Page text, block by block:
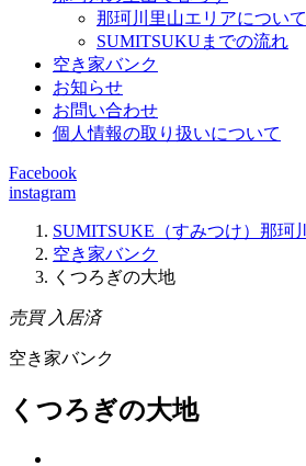
那珂川里山エリアについて
SUMITSUKUまでの流れ
空き家バンク
お知らせ
お問い合わせ
個人情報の取り扱いについて
Facebook
instagram
SUMITSUKE（すみつけ）那珂川
空き家バンク
くつろぎの大地
売買 入居済
空き家バンク
くつろぎの大地